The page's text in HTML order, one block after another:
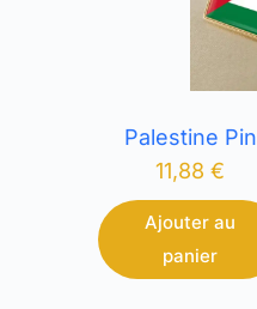
Palestine Pin
11,88€
Ajouter au
panier